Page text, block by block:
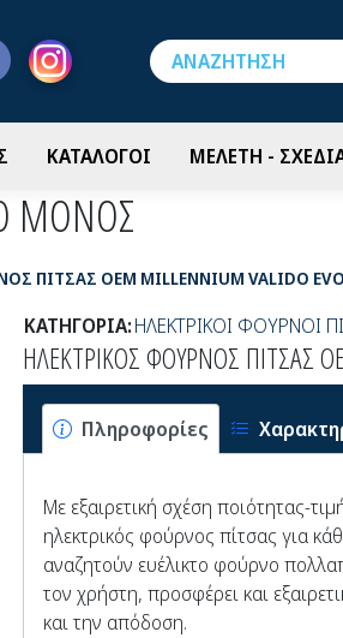
ΚΑΤΑΛΟΓΟΙ ΜΕΛΕΤΗ -
ΜΟΝΟΣ
ΠΙΤΣΑΣ OEM MILLENNIUM VALIDO
ΚΑΤΗΓΟΡΙΑ:ΗΛΕΚΤΡΙΚΟΙ ΦΟΥΡΝΟΙ
ΗΛΕΚΤΡΙΚΟΣ ΦΟΥΡΝΟΣ ΠΙΤΣΑΣ
Πληροφορίες
Με εξαιρετική σχέση ποιότητας-
ηλεκτρικός φούρνος πίτσας για
αναζητούν ευέλικτο φούρνο
τον χρήστη, προσφέρει και
και την απόδοση.